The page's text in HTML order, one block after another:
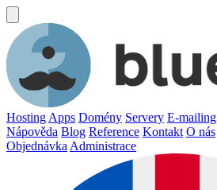
Hosting Apps Domény Servery E-mailing
Nápověda Blog Reference Kontakt O nás
Objednávka Administrace